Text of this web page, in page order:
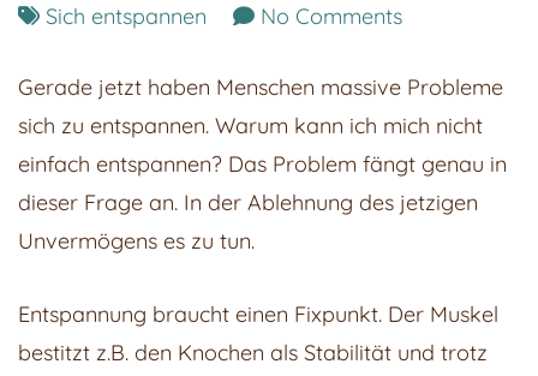
Sich entspannen
No Commentson
Entspannung
so
schwer
ist!
Gerade jetzt haben Menschen massive Probleme
sich zu entspannen. Warum kann ich mich nicht
einfach entspannen? Das Problem fängt genau in
dieser Frage an. In der Ablehnung des jetzigen
Unvermögens es zu tun.
Entspannung braucht einen Fixpunkt. Der Muskel
bestitzt z.B. den Knochen als Stabilität und trotz